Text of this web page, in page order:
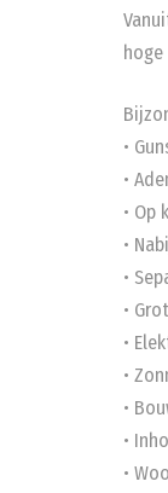
•
•
• Op
•
•
•
•
•
•
•
•